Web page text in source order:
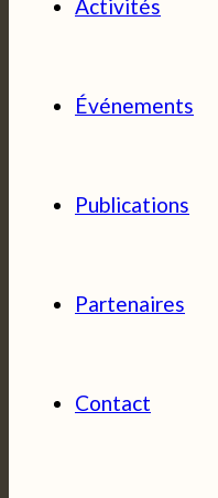
Activités
Événements
Publications
Partenaires
Contact